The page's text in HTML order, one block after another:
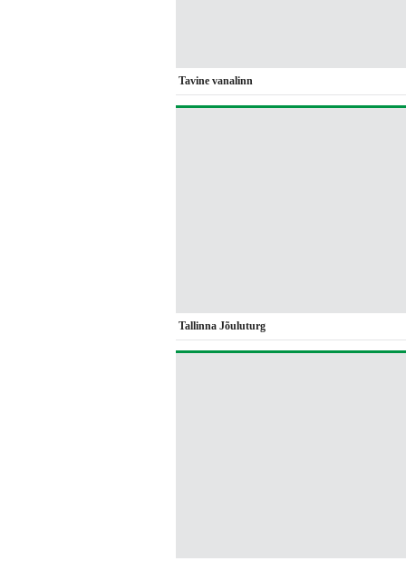
Tavine vanalinn
Tallinna Jõuluturg